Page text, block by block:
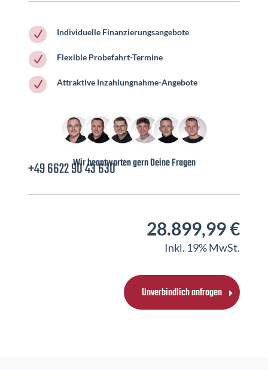
N Individuelle Finanzierungsangebote
N Flexible Probefahrt-Termine
N Attraktive Inzahlungnahme-Angebote
Wir beantworten gern Deine Fragen
+49 6622 90 43 630
28.899,99 €
Inkl. 19% MwSt.
Unverbindlich anfragen